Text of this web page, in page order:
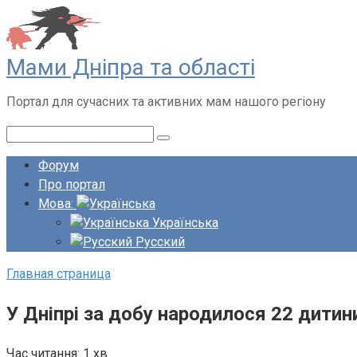
Перейти
до
вмісту
Мами Дніпра та області
Портал для сучасних та активних мам нашого регіону
Форум
Про портал
Мова:
Українська
Русский
Главная страница
У Дніпрі за добу народилося 22
Час читання: 1 хв